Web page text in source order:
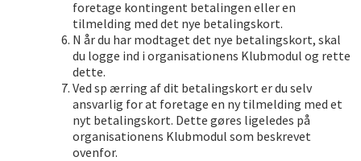
foretage kontingent betalingen eller en
tilmelding med det nye betalingskort.
N år du har modtaget det nye betalingskort, skal
du logge ind i organisationens Klubmodul og rette
dette.
Ved sp ærring af dit betalingskort er du selv
ansvarlig for at foretage en ny tilmelding med et
nyt betalingskort. Dette gøres ligeledes på
organisationens Klubmodul som beskrevet
ovenfor.